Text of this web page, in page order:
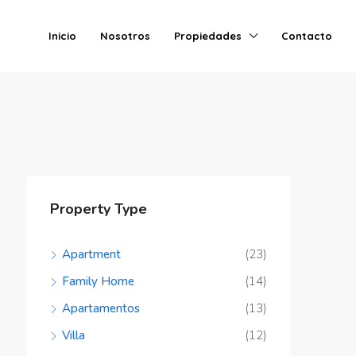
Inicio Nosotros Propiedades Contacto
Property Type
Apartment
(23)
Family Home
(14)
Apartamentos
(13)
Villa
(12)